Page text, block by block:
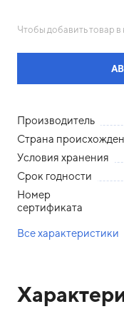
Чтобы добавить товар в
Производитель
Страна
Условия хранения
Срок годности
Номер
сертификата
Все характеристики